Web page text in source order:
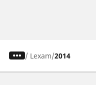
/ Lexam 2014